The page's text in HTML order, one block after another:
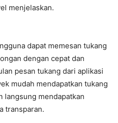
menjelaskan.
dapat memesan tukang
dengan cepat dan
pesan tukang dari aplikasi
mudah mendapatkan tukang
langsung mendapatkan
transparan.